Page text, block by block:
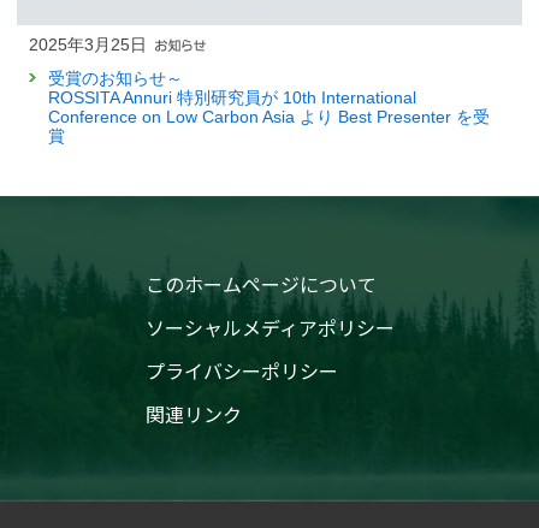
2025年3月25日
受賞のお知らせ～
ROSSITA Annuri 特別研究員が 10th International
Conference on Low Carbon Asia より Best Presenter を受
賞
このホームページについて
ソーシャルメディアポリシー
プライバシーポリシー
関連リンク